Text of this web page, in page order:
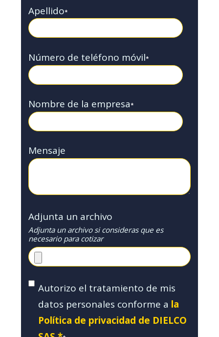
Apellido*
Número de teléfono móvil*
Nombre de la empresa*
Mensaje
Adjunta un archivo
Adjunta un archivo si consideras que es
necesario para cotizar
Autorizo el tratamiento de mis
datos personales conforme a la
Política de privacidad de DIELCO